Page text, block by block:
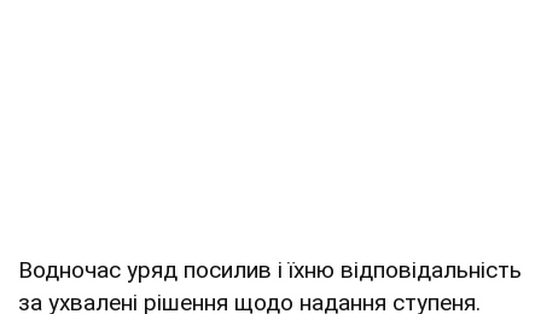
Водночас уряд посилив і їхню відповідальність
за ухвалені рішення щодо надання ступеня.